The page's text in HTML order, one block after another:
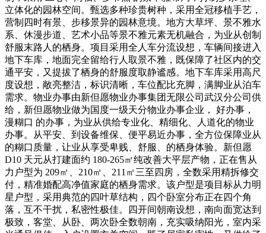
立体化的园林空间。甄选多种珍贵树种，采用全冠移植手艺，
营制四时有景、步移景异的园林意境。地方大草坪、景不雅水
系、休漫步道、艺术小品等景不雅元素无机融合，为业从创制
舒服末路人的栖身。项目采用全人车分流设想，车辆间接进入
地下车库，地面完全留给行人取景不雅，既保障了社区内的交
通平安，又提拔了栖身的舒服度取静谧感。地下车库采用高尺
度设想，敞亮整洁，标识清晰，车位配比充脚，满脚业从泊车
需求。物业办事由新但愿物业办事集团无限公司武汉分公司供
给，新但愿物业做为国度一级天分物业办事企业， 好办事，
漫糊口 的办事，为业从供给专业化、精细化、人道化的物业
办事。从平安、到设备维保、便平易近办事，全方位保障业从
的糊口质量，让业从享受卑贱、舒服、的栖身体验。新但愿
D10 天元从打建面约 180-265㎡纯改善大平层产物，正在售从
力户型为 209㎡、210㎡、211㎡三至四房，全数采用精拆修交
付，精准婚配高净值家庭的栖身需求。该户型是项目标从力明
星户型，采用典范的四叶草结构，四个卧室分布正在四个角
落，互不干扰，私密性极佳。四开间朝南设想，南向面宽达到
极致，客堂、从卧、两次卧全数朝南，充实吸纳阳光，室内采